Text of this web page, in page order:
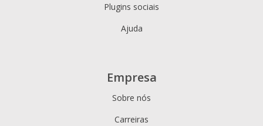
Plugins sociais
Ajuda
Empresa
Sobre nós
Carreiras